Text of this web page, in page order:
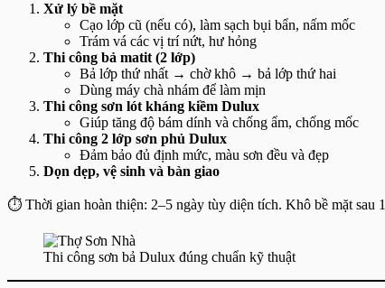
Xử lý bề mặt
Cạo lớp cũ (nếu có), làm sạch bụi bẩn, nấm mốc
Trám vá các vị trí nứt, hư hỏng
Thi công bả matit (2 lớp)
Bả lớp thứ nhất → chờ khô → bả lớp thứ hai
Dùng máy chà nhám để làm mịn
Thi công sơn lót kháng kiềm Dulux
Giúp tăng độ bám dính và chống ẩm, chống mốc
Thi công 2 lớp sơn phủ Dulux
Đảm bảo đủ định mức, màu sơn đều và đẹp
Dọn dẹp, vệ sinh và bàn giao
⏱️ Thời gian hoàn thiện: 2–5 ngày tùy diện tích. Khô bề mặt sau
Thi công sơn bả Dulux đúng chuẩn kỹ thuật